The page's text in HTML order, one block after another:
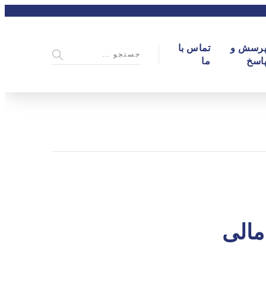
پرسش و
پاسخ
تماس با
ما